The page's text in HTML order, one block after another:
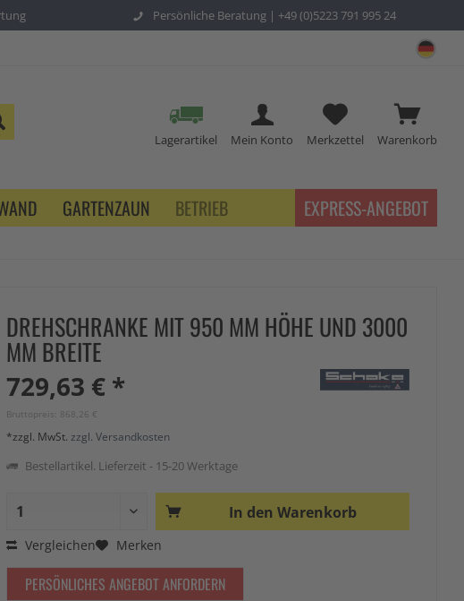
Persönliche Beratung | +49 (0)5223 791 995 24
Warenkorb
Merkzettel
Mein Konto
Lagerartikel
GARTENZAUN BETRIEB EXPRESS-ANGEBOT
DREHSCHRANKE MIT 950 MM HÖHE UND 3000
MM BREITE
729,63 € *
Bruttopreis: 868,26 €
*zzgl. MwSt. zzgl. Versandkosten
Bestellartikel. Lieferzeit - 15-20 Werktage
In den Warenkorb
Vergleichen Merken
PERSÖNLICHES ANGEBOT ANFORDERN